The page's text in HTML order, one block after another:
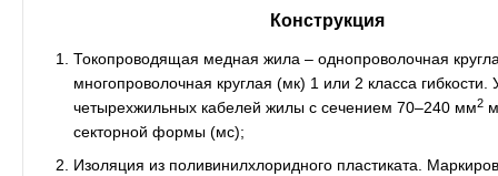
Конструкция
Токопроводящая медная жила – однопроволочная
многопроволочная круглая (мк) 1 или 2 класса гибкости.
четырехжильных кабелей жилы с сечением 70–240 мм2
секторной формы (мс);
Изоляция из поливинилхлоридного пластиката.